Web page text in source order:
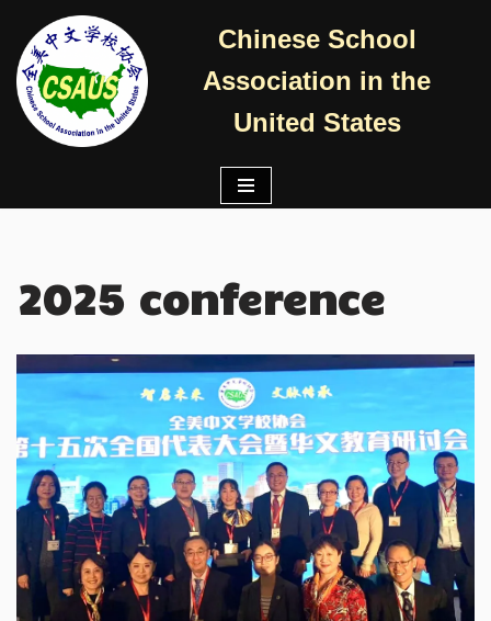
跳
至
正
Chinese School
Association in the
United States
2025 conference